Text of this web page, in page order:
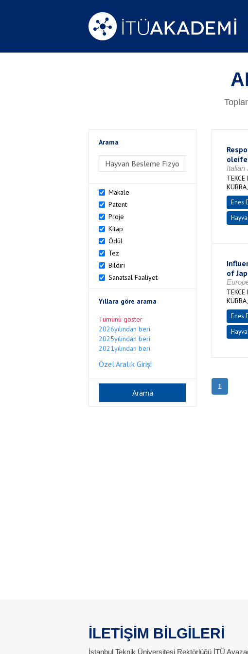
Arama
>Arama
Makale
Patent
Proje
Kitap
Ödül
Tez
Bildiri
Sanatsal Faaliyet
Yıllara göre arama
Tümünü göster
2026yılından beri
2025yılından beri
2021yılından beri
Özel Aralık Girişi
Italian
Enes
of
Enes
1
İLETİŞİM BİLGİLERİ
İstanbul Teknik Üniversitesi Rektörlüğü İTÜ